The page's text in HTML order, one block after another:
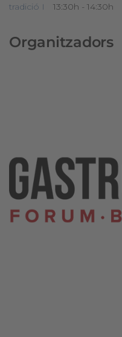
tradició I
13:30h - 14:30h
Organitzadors